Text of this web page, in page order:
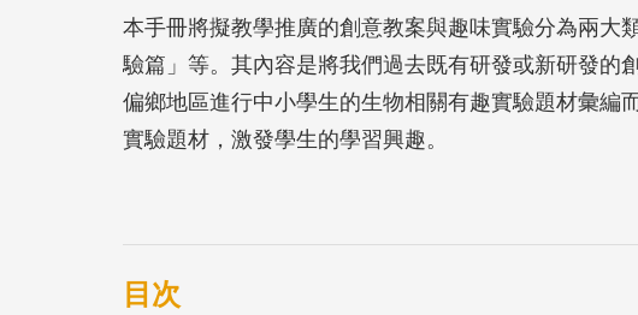
本手冊將擬教學推廣的創意教案與趣味實驗分為兩大
驗篇」等。其內容是將我們過去既有研發或新研發的
偏鄉地區進行中小學生的生物相關有趣實驗題材彙編
實驗題材，激發學生的學習興趣。
目次